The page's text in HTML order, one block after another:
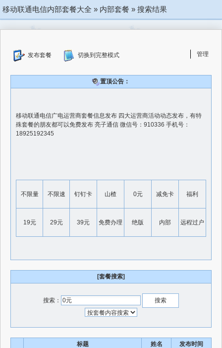
移动联通电信内部套餐大全 » 内部套餐 » 搜索结果
发布套餐 切换到完整模式 管理
置顶公告：
移动联通电信广电运营商套餐信息发布 四大运营商活动动态发布，有特
殊套餐的朋友都可以免费发布 亮子通信 微信号：910336 手机号：
18925192345
不限量 不限速 钉钉卡 山楂 0元 减免卡 福利
19元 29元 39元 免费办理 绝版 内部 远程过户
[套餐搜索]
搜索：
标题 姓名
发布时间